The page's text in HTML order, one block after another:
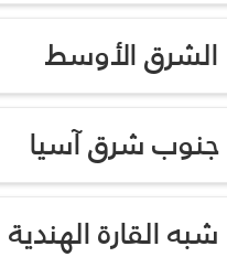
الشرق الأوسط
جنوب شرق آسيا
شبه القارة الهندية